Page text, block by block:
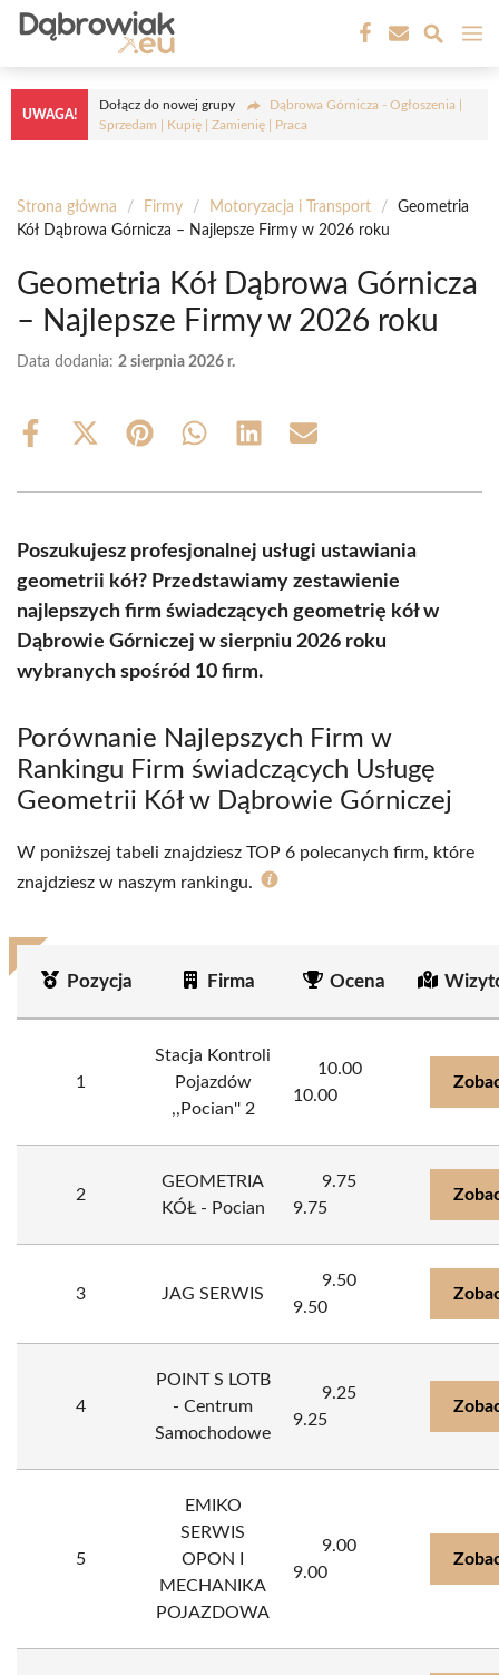
Przejdź
treści
UWAGA!
Dołącz do nowej grupy
Dąbrowa Górnicza - Ogłoszenia |
Sprzedam | Kupię | Zamienię | Praca
Strona główna / Firmy / Motoryzacja i Transport /
Geometria
Kół Dąbrowa Górnicza – Najlepsze Firmy w 2026 roku
Geometria Kół Dąbrowa Górnicza
– Najlepsze Firmy w 2026 roku
Data dodania: 2 sierpnia 2026 r.
Share
Share
(Twitter)
Share Share Share Share
Poszukujesz profesjonalnej usługi ustawiania
geometrii kół? Przedstawiamy zestawienie
najlepszych firm świadczących geometrię kół w
Dąbrowie Górniczej w sierpniu 2026 roku
wybranych spośród 10 firm.
Porównanie Najlepszych Firm w
Rankingu Firm świadczących Usługę
Geometrii Kół w Dąbrowie Górniczej
W poniższej tabeli znajdziesz TOP 6 polecanych firm, które
znajdziesz w naszym rankingu.
Pozycja Firma Ocena
1
Stacja Kontroli
Pojazdów
,,Pocian'' 2
10.00
10.00
2
GEOMETRIA
KÓŁ - Pocian
9.75
9.75
3 JAG SERWIS
9.50
9.50
4
POINT S LOTB
- Centrum
Samochodowe
9.25
9.25
5
EMIKO
SERWIS
OPON I
MECHANIKA
POJAZDOWA
9.00
9.00